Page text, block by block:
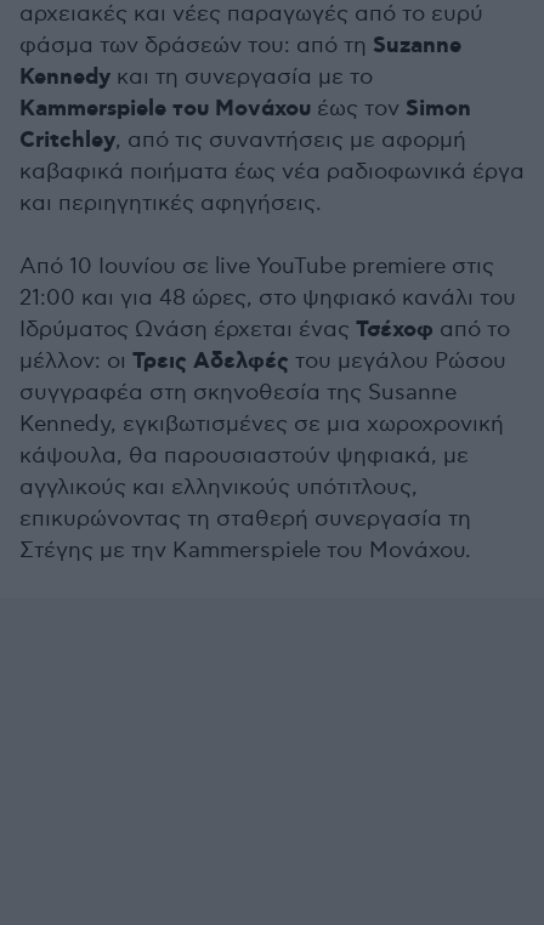
αρχειακές και νέες παραγωγές από το ευρύ
φάσμα των δράσεών του: από τη Suzanne
Kennedy και τη συνεργασία με το
Kammerspiele του Μονάχου έως τον Simon
Critchley, από τις συναντήσεις με αφορμή
καβαφικά ποιήματα έως νέα ραδιοφωνικά έργα
και περιηγητικές αφηγήσεις.
Από 10 Ιουνίου σε live YouTube premiere στις
21:00 και για 48 ώρες, στο ψηφιακό κανάλι του
Ιδρύματος Ωνάση έρχεται ένας Τσέχοφ από το
μέλλον: οι Τρεις Αδελφές του μεγάλου Ρώσου
συγγραφέα στη σκηνοθεσία της Susanne
Kennedy, εγκιβωτισμένες σε μια χωροχρονική
κάψουλα, θα παρουσιαστούν ψηφιακά, με
αγγλικούς και ελληνικούς υπότιτλους,
επικυρώνοντας τη σταθερή συνεργασία τη
Στέγης με την Kammerspiele του Μονάχου.